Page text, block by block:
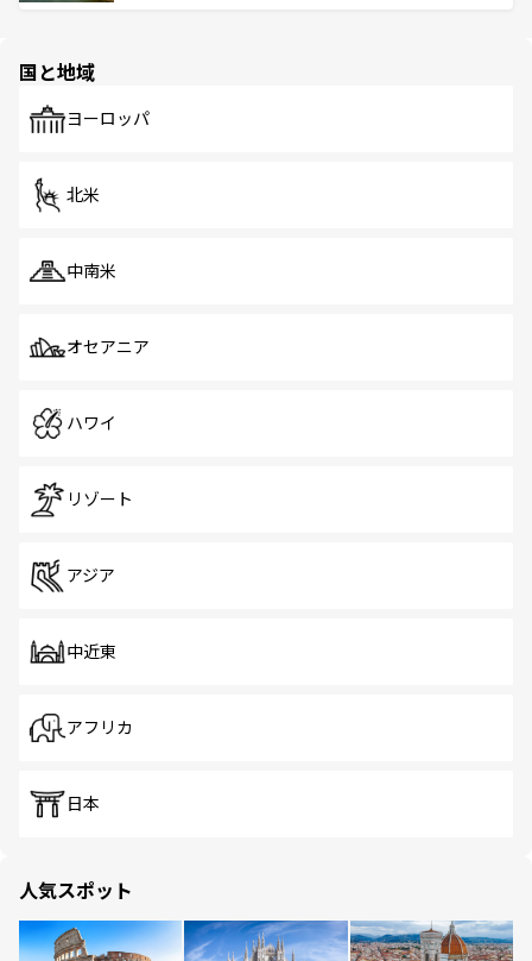
で、ホーカーズは地元の風情を楽しめる外せないスポット
国と地域
ヨーロッパ
北米
中南米
オセアニア
ハワイ
リゾート
アジア
中近東
アフリカ
日本
人気スポット